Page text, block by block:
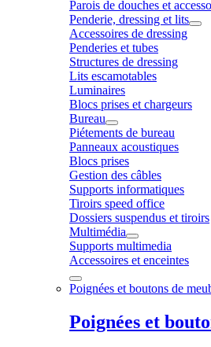
Parois de douches et
Penderie, dressing et lits
Accessoires de dressing
Penderies et tubes
Structures de dressing
Lits escamotables
Luminaires
Blocs prises et chargeurs
Bureau
Piétements de bureau
Panneaux acoustiques
Blocs prises
Gestion des câbles
Supports informatiques
Tiroirs speed office
Dossiers suspendus et tiroirs
Multimédia
Supports multimedia
Accessoires et enceintes
Poignées et boutons de
Poignées et